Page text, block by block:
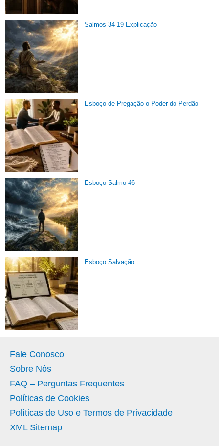
Salmos 34 19 Explicação
Esboço de Pregação o Poder do Perdão
Esboço Salmo 46
Esboço Salvação
Fale Conosco
Sobre Nós
FAQ – Perguntas Frequentes
Políticas de Cookies
Políticas de Uso e Termos de Privacidade
XML Sitemap